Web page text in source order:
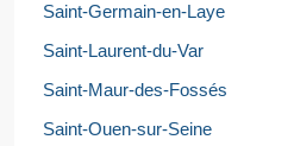
Saint-Germain-en-Laye
Saint-Laurent-du-Var
Saint-Maur-des-Fossés
Saint-Ouen-sur-Seine